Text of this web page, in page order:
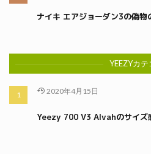
ナイキ エアジョーダン3の偽
YEEZYカテ
2020年4月15日
Yeezy 700 V3 Alvahのサイズ